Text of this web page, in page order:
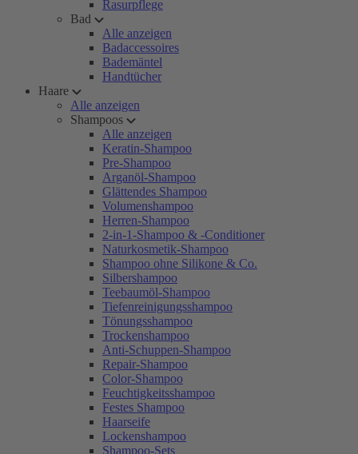
Rasurpflege
Bad
Alle anzeigen
Badaccessoires
Bademäntel
Handtücher
Haare
Alle anzeigen
Shampoos
Alle anzeigen
Keratin-Shampoo
Pre-Shampoo
Arganöl-Shampoo
Glättendes Shampoo
Volumenshampoo
Herren-Shampoo
2-in-1-Shampoo & -Conditioner
Naturkosmetik-Shampoo
Shampoo ohne Silikone & Co.
Silbershampoo
Teebaumöl-Shampoo
Tiefenreinigungsshampoo
Tönungsshampoo
Trockenshampoo
Anti-Schuppen-Shampoo
Repair-Shampoo
Color-Shampoo
Feuchtigkeitsshampoo
Festes Shampoo
Haarseife
Lockenshampoo
Shampoo-Sets